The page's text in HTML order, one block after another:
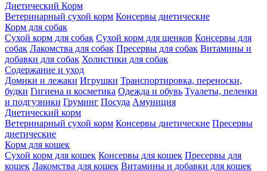
Диетический Корм
Ветеринарный сухой корм Консервы диетические
Корм для собак
Сухой корм для собак Сухой корм для щенков Консервы для
собак Лакомства для собак Пресервы для собак Витамины и
добавки для собак Холистики для собак
Содержание и уход
Домики и лежаки Игрушки Транспортировка, переноски,
будки Гигиена и косметика Одежда и обувь Туалеты, пеленки
и подгузники Груминг Посуда Амуниция
Диетический корм
Ветеринарный сухой корм Консервы диетические Пресервы
диетические
Корм для кошек
Сухой корм для кошек Консервы для кошек Пресервы для
кошек Лакомства для кошек Витамины и добавки для кошек